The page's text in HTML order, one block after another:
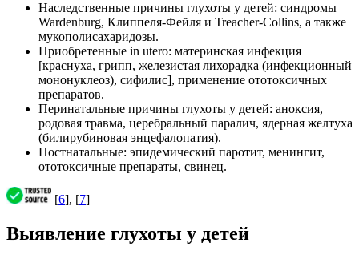
Наследственные причины глухоты у детей: синдромы
Wardenburg, Клиппеля-Фейля и Treacher-Collins, а также
мукополисахаридозы.
Приобретенные in utero: материнская инфекция
[краснуха, грипп, железистая лихорадка (инфекционный
мононуклеоз), сифилис], применение ототоксичных
препаратов.
Перинатальные причины глухоты у детей: аноксия,
родовая травма, церебральный паралич, ядерная желтуха
(билирубиновая энцефалопатия).
Постнатальные: эпидемический паротит, менингит,
ототоксичные препараты, свинец.
[6], [7]
Выявление глухоты у детей